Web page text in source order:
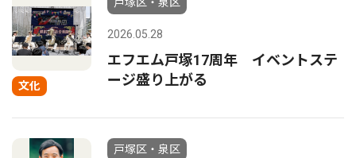
文化
2026.05.28
エフエム戸塚17周年 イベントステ
ージ盛り上がる
戸塚区・泉区